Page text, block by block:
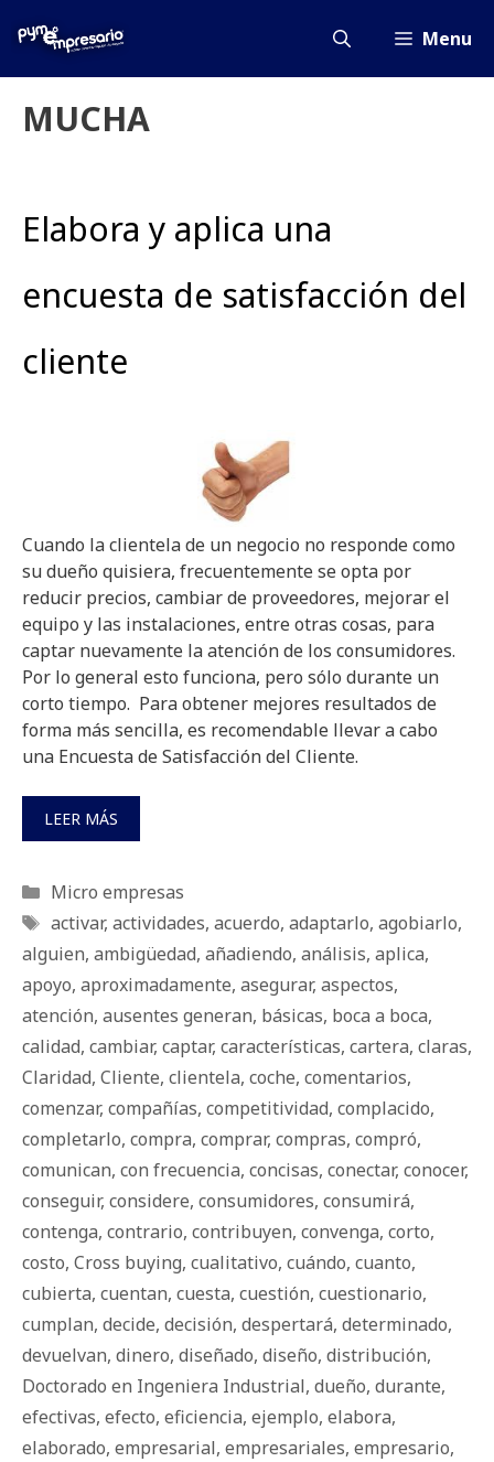
Menu
MUCHA
Elabora y aplica una
encuesta de satisfacción del
cliente
Cuando la clientela de un negocio no responde como
su dueño quisiera, frecuentemente se opta por
reducir precios, cambiar de proveedores, mejorar el
equipo y las instalaciones, entre otras cosas, para
captar nuevamente la atención de los consumidores.
Por lo general esto funciona, pero sólo durante un
corto tiempo. Para obtener mejores resultados de
forma más sencilla, es recomendable llevar a cabo
una Encuesta de Satisfacción del Cliente.
LEER MÁS
Categorías
Micro empresas
Etiquetas
activar, actividades, acuerdo, adaptarlo, agobiarlo,
alguien, ambigüedad, añadiendo, análisis, aplica,
apoyo, aproximadamente, asegurar, aspectos,
atención, ausentes generan, básicas, boca a boca,
calidad, cambiar, captar, características, cartera, claras,
Claridad, Cliente, clientela, coche, comentarios,
comenzar, compañías, competitividad, complacido,
completarlo, compra, comprar, compras, compró,
comunican, con frecuencia, concisas, conectar, conocer,
conseguir, considere, consumidores, consumirá,
contenga, contrario, contribuyen, convenga, corto,
costo, Cross buying, cualitativo, cuándo, cuanto,
cubierta, cuentan, cuesta, cuestión, cuestionario,
cumplan, decide, decisión, despertará, determinado,
devuelvan, dinero, diseñado, diseño, distribución,
Doctorado en Ingeniera Industrial, dueño, durante,
efectivas, efecto, eficiencia, ejemplo, elabora,
elaborado, empresarial, empresariales, empresario,